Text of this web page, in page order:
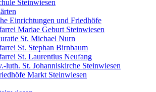
Steinwiesen
Einrichtungen und Friedhöfe
Mariae Geburt Steinwiesen
St. Michael Nurn
St. Stephan Birnbaum
St. Laurentius Neufang
luth. St. Johanniskirche Steinwiesen
Markt Steinwiesen